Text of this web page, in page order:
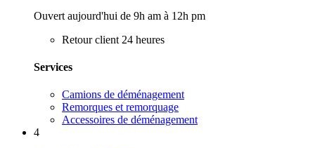
Ouvert aujourd'hui de 9h am à 12h pm
Retour client 24 heures
Services
Camions de déménagement
Remorques et remorquage
Accessoires de déménagement
4